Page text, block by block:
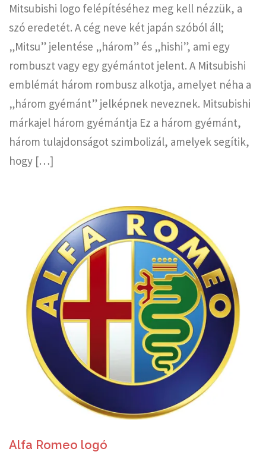
Mitsubishi logo felépítéséhez meg kell nézzük, a
szó eredetét. A cég neve két japán szóból áll;
„Mitsu” jelentése „három” és „hishi”, ami egy
rombuszt vagy egy gyémántot jelent. A Mitsubishi
emblémát három rombusz alkotja, amelyet néha a
„három gyémánt” jelképnek neveznek. Mitsubishi
márkajel három gyémántja Ez a három gyémánt,
három tulajdonságot szimbolizál, amelyek segítik,
hogy […]
Alfa Romeo logó